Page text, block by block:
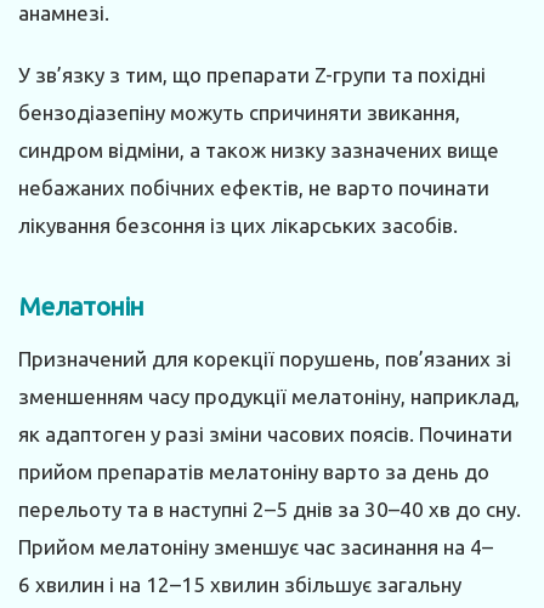
анамнезі.
У зв’язку з тим, що препарати Z-групи та похідні
бензодіазепіну можуть спричиняти звикання,
синдром відміни, а також низку зазначених вище
небажаних побічних ефектів, не варто починати
лікування безсоння із цих лікарських засобів.
Мелатонін
Призначений для корекції порушень, пов’язаних зі
зменшенням часу продукції мелатоніну, наприклад,
як адаптоген у разі зміни часових поясів. Починати
прийом препаратів мелатоніну варто за день до
перельоту та в наступні 2–5 днів за 30–40 хв до сну.
Прийом мелатоніну зменшує час засинання на 4–
6 хвилин і на 12–15 хвилин збільшує загальну